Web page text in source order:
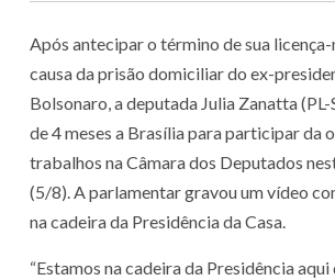
Após antecipar o término de sua
causa da prisão domiciliar do ex-
Bolsonaro, a deputada Julia Zanatta
de 4 meses a Brasília para participar da
trabalhos na Câmara dos Deputados
(5/8). A parlamentar gravou um vídeo
na cadeira da Presidência da Casa.
“Estamos na cadeira da Presidência aqui